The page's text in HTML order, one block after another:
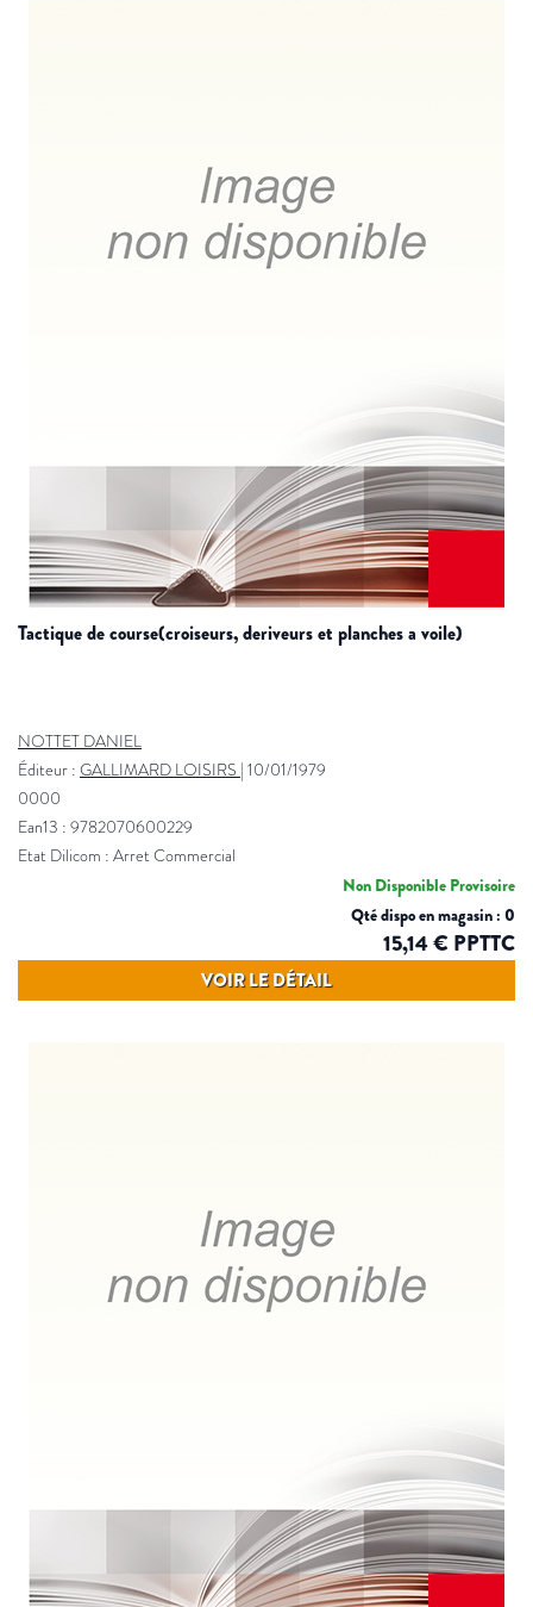
tactique de course(croiseurs, deriveurs et planches a voile)
NOTTET DANIEL
Éditeur : GALLIMARD LOISIRS | 10/01/1979
0000
Ean13 : 9782070600229
Etat Dilicom : Arret Commercial
Non Disponible Provisoire
Qté dispo en magasin : 0
15,14 € PPTTC
VOIR LE DÉTAIL